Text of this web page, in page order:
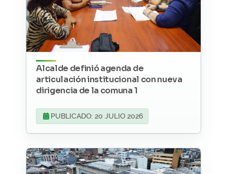
Alcalde definió agenda de
articulación institucional con nueva
dirigencia de la comuna 1
PUBLICADO: 20 JULIO 2026